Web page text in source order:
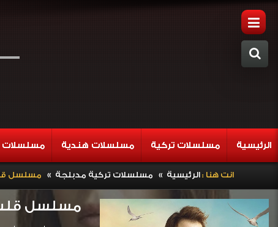
الرئيسية مسلسلات تركية مسلسلات هندية مسلسلات
انت هنا :الرئيسية » مسلسلات تركية مدبلجة » مسلسل قلب
مسلسل قلب